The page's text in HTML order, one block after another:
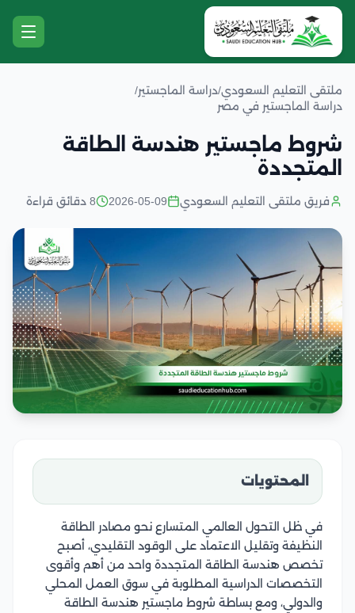
ملتقى التعليم السعودي/دراسة الماجستير/
دراسة الماجستير في مصر
شروط ماجستير هندسة الطاقة
المتجددة
فريق ملتقى التعليم السعودي 2026-05-09 8 دقائق قراءة
المحتويات
في ظل التحول العالمي المتسارع نحو مصادر الطاقة
النظيفة وتقليل الاعتماد على الوقود التقليدي، أصبح
تخصص هندسة الطاقة المتجددة واحد من أهم وأقوى
التخصصات الدراسية المطلوبة في سوق العمل المحلي
والدولي، ومع بساطة شروط ماجستير هندسة الطاقة